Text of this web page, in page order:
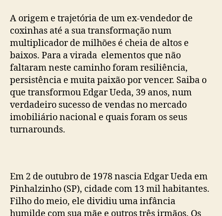
A origem e trajetória de um ex-vendedor de
coxinhas até a sua transformação num
multiplicador de milhões é cheia de altos e
baixos. Para a virada elementos que não
faltaram neste caminho foram resiliência,
persistência e muita paixão por vencer. Saiba o
que transformou Edgar Ueda, 39 anos, num
verdadeiro sucesso de vendas no mercado
imobiliário nacional e quais foram os seus
turnarounds.
Em 2 de outubro de 1978 nascia Edgar Ueda em
Pinhalzinho (SP), cidade com 13 mil habitantes.
Filho do meio, ele dividiu uma infância